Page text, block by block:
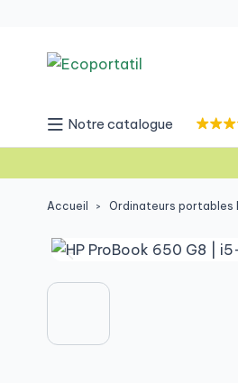
Notre catalogue
Accueil Ordinateurs portables